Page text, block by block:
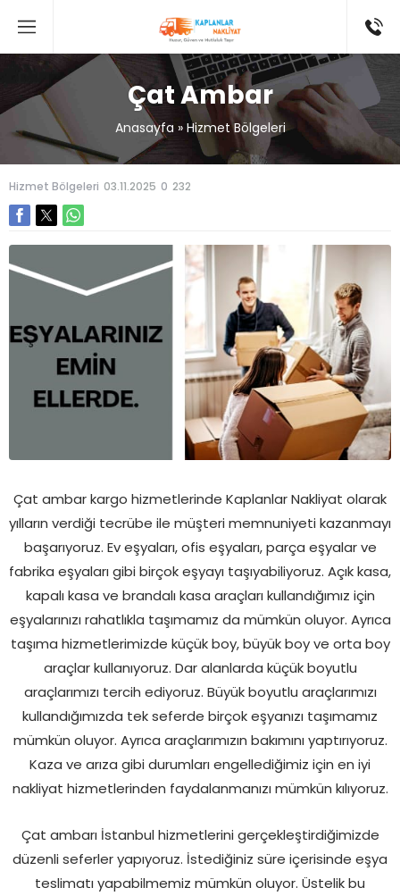
Çat Ambar
Anasayfa » Hizmet Bölgeleri
Hizmet Bölgeleri 03.11.2025 0 232
Çat ambar kargo hizmetlerinde Kaplanlar Nakliyat olarak
yılların verdiği tecrübe ile müşteri memnuniyeti kazanmayı
başarıyoruz. Ev eşyaları, ofis eşyaları, parça eşyalar ve
fabrika eşyaları gibi birçok eşyayı taşıyabiliyoruz. Açık kasa,
kapalı kasa ve brandalı kasa araçları kullandığımız için
eşyalarınızı rahatlıkla taşımamız da mümkün oluyor. Ayrıca
taşıma hizmetlerimizde küçük boy, büyük boy ve orta boy
araçlar kullanıyoruz. Dar alanlarda küçük boyutlu
araçlarımızı tercih ediyoruz. Büyük boyutlu araçlarımızı
kullandığımızda tek seferde birçok eşyanızı taşımamız
mümkün oluyor. Ayrıca araçlarımızın bakımını yaptırıyoruz.
Kaza ve arıza gibi durumları engellediğimiz için en iyi
nakliyat hizmetlerinden faydalanmanızı mümkün kılıyoruz.
Çat ambarı İstanbul hizmetlerini gerçekleştirdiğimizde
düzenli seferler yapıyoruz. İstediğiniz süre içerisinde eşya
teslimatı yapabilmemiz mümkün oluyor. Üstelik bu